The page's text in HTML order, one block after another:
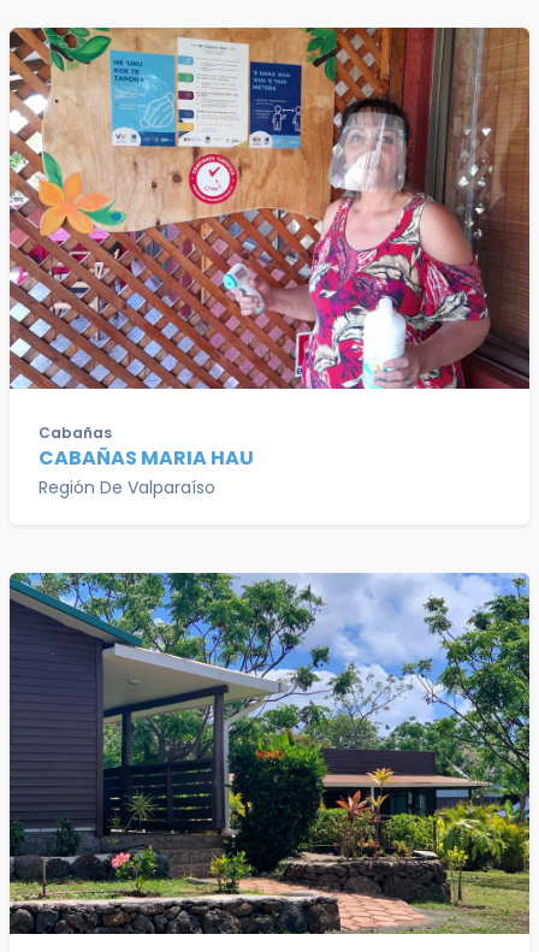
Cabañas
CABAÑAS MARIA HAU
Región De Valparaíso